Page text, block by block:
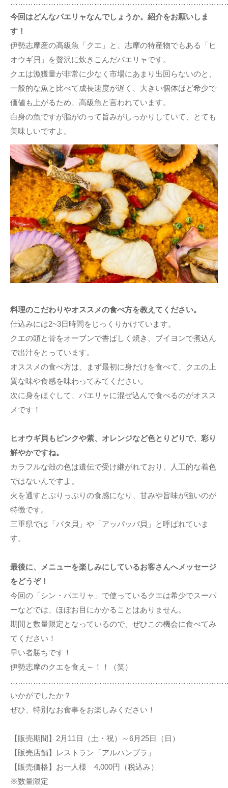
今回はどんなパエリャなんでしょうか。紹介をお願いしま
す！
伊勢志摩産の高級魚「クエ」と、志摩の特産物でもある「ヒ
オウギ貝」を贅沢に炊きこんだパエリャです。
クエは漁獲量が非常に少なく市場にあまり出回らないのと、
一般的な魚と比べて成長速度が遅く、大きい個体ほど希少で
価値も上がるため、高級魚と言われています。
白身の魚ですが脂がのって旨みがしっかりしていて、とても
美味しいですよ。
料理のこだわりやオススメの食べ方を教えてください。
仕込みには2~3日時間をじっくりかけています。
クエの頭と骨をオーブンで香ばしく焼き、ブイヨンで煮込ん
で出汁をとっています。
オススメの食べ方は、まず最初に身だけを食べて、クエの上
質な味や食感を味わってみてください。
次に身をほぐして、パエリャに混ぜ込んで食べるのがオスス
メです！
ヒオウギ貝もピンクや紫、オレンジなど色とりどりで、彩り
鮮やかですね。
カラフルな殻の色は遺伝で受け継がれており、人工的な着色
ではないんですよ。
火を通すとぷりっぷりの食感になり、甘みや旨味が強いのが
特徴です。
三重県では「バタ貝」や「アッパッパ貝」と呼ばれていま
す。
最後に、メニューを楽しみにしているお客さんへメッセージ
をどうぞ！
今回の「シン・パエリャ」で使っているクエは希少でスーパ
ーなどでは、ほぼお目にかかることはありません。
期間と数量限定となっているので、ぜひこの機会に食べてみ
てください！
早い者勝ちです！
伊勢志摩のクエを食え～！！（笑）
いかがでしたか？
ぜひ、特別なお食事をお楽しみください！
【販売期間】2月11日（土・祝）～6月25日（日）
【販売店舗】レストラン「アルハンブラ」
【販売価格】お一人様 4,000円（税込み）
※数量限定